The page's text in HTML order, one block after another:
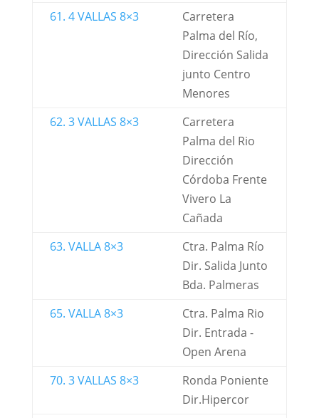
61. 4 VALLAS 8×3
Carretera
Palma del Río,
Dirección Salida
junto Centro
Menores
62. 3 VALLAS 8×3
Carretera
Palma del Rio
Dirección
Córdoba Frente
Vivero La
Cañada
63. VALLA 8×3
Ctra. Palma Río
Dir. Salida Junto
Bda. Palmeras
65. VALLA 8×3
Ctra. Palma Rio
Dir. Entrada -
Open Arena
70. 3 VALLAS 8×3
Ronda Poniente
Dir.Hipercor